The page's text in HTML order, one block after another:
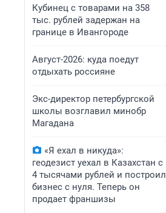
Кубинец с товарами на 358
тыс. рублей задержан на
границе в Ивангороде
Август-2026: куда поедут
отдыхать россияне
Экс-директор петербургской
школы возглавил минобр
Магадана
«Я ехал в никуда»:
геодезист уехал в Казахстан с
4 тысячами рублей и построил
бизнес с нуля. Теперь он
продает франшизы